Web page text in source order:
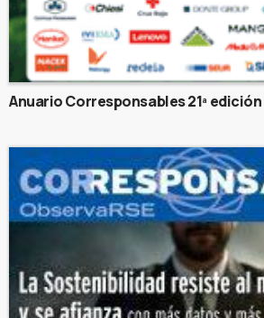
Anuario Corresponsables 21ª